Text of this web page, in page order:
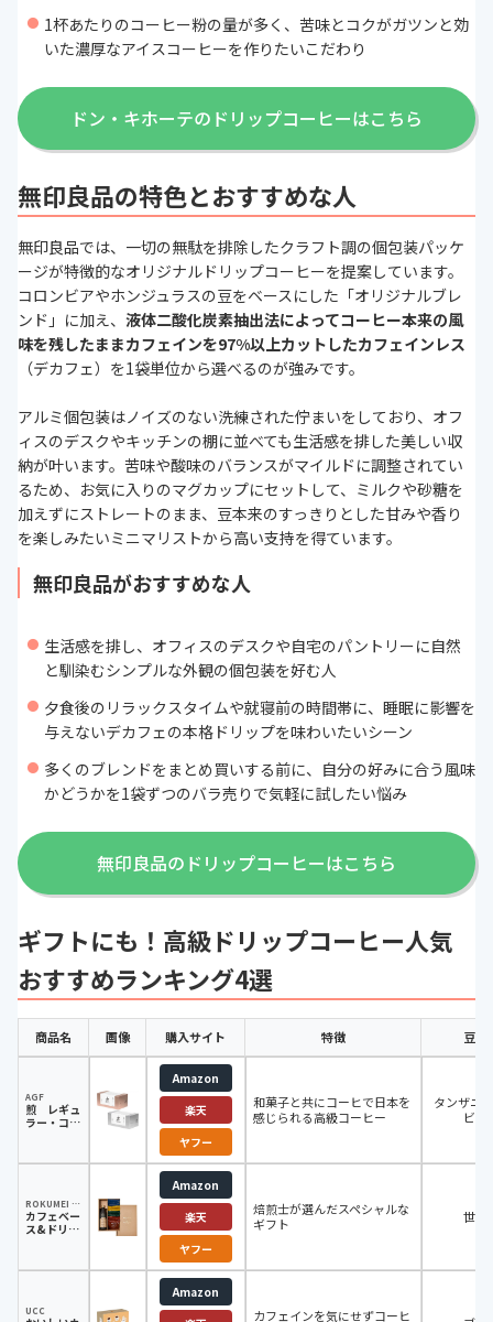
1杯あたりのコーヒー粉の量が多く、苦味とコクがガツンと効
いた濃厚なアイスコーヒーを作りたいこだわり
ドン・キホーテのドリップコーヒーはこちら
無印良品の特色とおすすめな人
無印良品では、一切の無駄を排除したクラフト調の個包装パッケ
ージが特徴的なオリジナルドリップコーヒーを提案しています。
コロンビアやホンジュラスの豆をベースにした「オリジナルブレ
ンド」に加え、 液体二酸化炭素抽出法によってコーヒー本来の風
味を残したままカフェインを97%以上カットしたカフェインレス
（デカフェ）を1袋単位から選べるのが強みです。
アルミ個包装はノイズのない洗練された佇まいをしており、オフ
ィスのデスクやキッチンの棚に並べても生活感を排した美しい収
納が叶います。苦味や酸味のバランスがマイルドに調整されてい
るため、お気に入りのマグカップにセットして、ミルクや砂糖を
加えずにストレートのまま、豆本来のすっきりとした甘みや香り
を楽しみたいミニマリストから高い支持を得ています。
無印良品がおすすめな人
生活感を排し、オフィスのデスクや自宅のパントリーに自然
と馴染むシンプルな外観の個包装を好む人
夕食後のリラックスタイムや就寝前の時間帯に、睡眠に影響を
与えないデカフェの本格ドリップを味わいたいシーン
多くのブレンドをまとめ買いする前に、自分の好みに合う風味
かどうかを1袋ずつのバラ売りで気軽に試したい悩み
無印良品のドリップコーヒーはこちら
ギフトにも！高級ドリップコーヒー人気
おすすめランキング4選
商品名 画像 購入サイト 特徴 豆原
AGF
煎 レギュ
ラー・コー
ップ アソ
Amazon
楽天
ヤフー
和菓子と共にコーヒで日本を
感じられる高級コーヒー
タンザニ
ビア
ROKUMEI COFFEE CO.
カフェベー
ス&ドリッ
Amazon
楽天
ヤフー
焙煎士が選んだスペシャルな
ギフト
世界
UCC
Amazon
カフェインを気にせずコーヒ